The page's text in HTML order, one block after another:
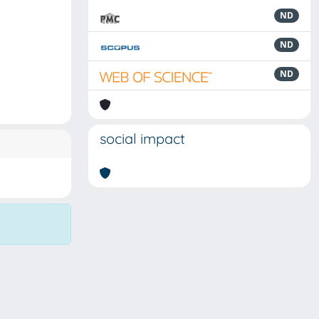
ND
ND
ND
social impact